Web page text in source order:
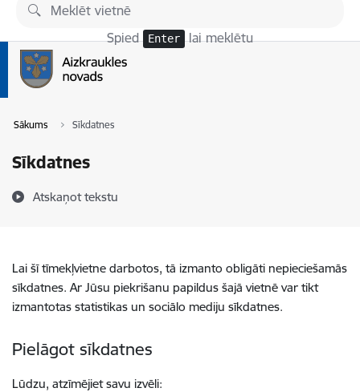
Pāriet uz lapas saturu
Spied Enter lai meklētu
Sākums Sīkdatnes
Sīkdatnes
Atskaņot tekstu
Lai šī tīmekļvietne darbotos, tā izmanto obligāti nepieciešamās
sīkdatnes. Ar Jūsu piekrišanu papildus šajā vietnē var tikt
izmantotas statistikas un sociālo mediju sīkdatnes.
Pielāgot sīkdatnes
Lūdzu, atzīmējiet savu izvēli: